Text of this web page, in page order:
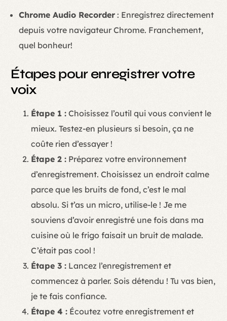
Chrome Audio Recorder : Enregistrez directement
depuis votre navigateur Chrome. Franchement,
quel bonheur!
Étapes pour enregistrer votre
voix
Étape 1 : Choisissez l’outil qui vous convient le
mieux. Testez-en plusieurs si besoin, ça ne
coûte rien d’essayer !
Étape 2 : Préparez votre environnement
d’enregistrement. Choisissez un endroit calme
parce que les bruits de fond, c’est le mal
absolu. Si t’as un micro, utilise-le ! Je me
souviens d’avoir enregistré une fois dans ma
cuisine où le frigo faisait un bruit de malade.
C’était pas cool !
Étape 3 : Lancez l’enregistrement et
commencez à parler. Sois détendu ! Tu vas bien,
je te fais confiance.
Étape 4 : Écoutez votre enregistrement et